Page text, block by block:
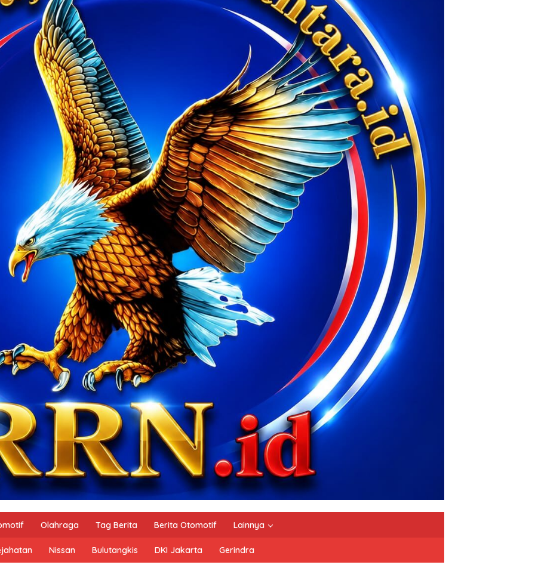
Olahraga Tag Berita Berita Otomotif Lainnya
Nissan Bulutangkis DKI Jakarta Gerindra